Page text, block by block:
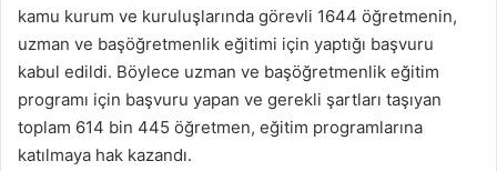
kamu kurum ve kuruluşlarında görevli 1644 öğretmenin,
uzman ve başöğretmenlik eğitimi için yaptığı başvuru
kabul edildi. Böylece uzman ve başöğretmenlik eğitim
programı için başvuru yapan ve gerekli şartları taşıyan
toplam 614 bin 445 öğretmen, eğitim programlarına
katılmaya hak kazandı.